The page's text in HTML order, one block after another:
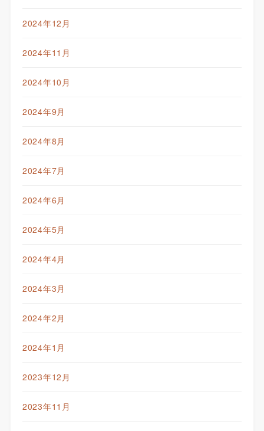
2024年12月
2024年11月
2024年10月
2024年9月
2024年8月
2024年7月
2024年6月
2024年5月
2024年4月
2024年3月
2024年2月
2024年1月
2023年12月
2023年11月